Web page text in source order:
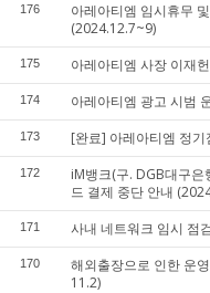
176
아레아티엠 임시휴무
(2024.12.7~9)
175 아레아티엠 사장 이재
174 아레아티엠 광고 시범
173 [완료] 아레아티엠 정
172
iM뱅크(구. DGB대구
드 결제 중단 안내
171 사내 네트워크 임시 점
170
해외출장으로 인한 운
11.2)